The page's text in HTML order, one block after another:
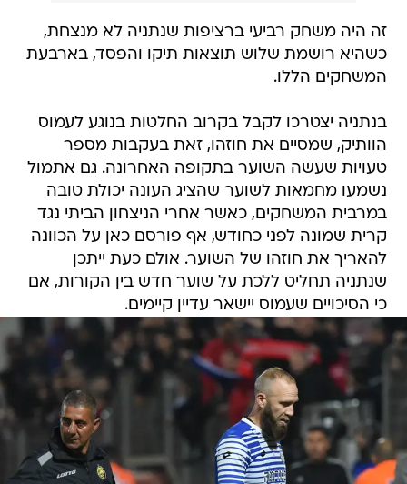
זה היה משחק רביעי ברציפות שנתניה לא מנצחת,
כשהיא רושמת שלוש תוצאות תיקו והפסד, בארבעת
המשחקים הללו.
בנתניה יצטרכו לקבל בקרוב החלטות בנוגע לעמוס
הוותיק, שמסיים את חוזהו, זאת בעקבות מספר
טעויות שעשה השוער בתקופה האחרונה. גם אתמול
נשמעו מחמאות לשוער שהציג העונה יכולת טובה
במרבית המשחקים, כאשר אחרי הניצחון הביתי נגד
קרית שמונה לפני כחודש, אף פורסם כאן על הכוונה
להאריך את חוזהו של השוער. אולם כעת ייתכן
שנתניה תחליט ללכת על שוער חדש בין הקורות, אם
כי הסיכויים שעמוס יישאר עדיין קיימים.